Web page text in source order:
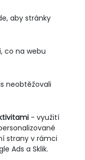
aby stránky
co na webu
neobtěžovali
- využití
strany v rámci
Ads a Sklik.